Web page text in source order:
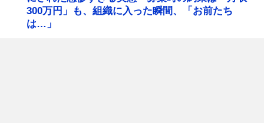
300万円」も、組織に入った瞬間、「お前たち
は…」